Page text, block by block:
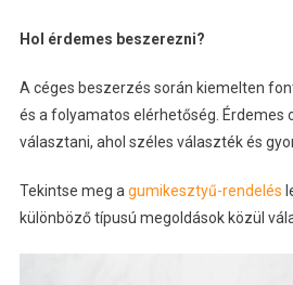
Hol érdemes beszerezni?
A céges beszerzés során kiemelten
és a folyamatos elérhetőség. Érdemes
választani, ahol széles választék és
Tekintse meg a gumikesztyű-rendelés
különböző típusú megoldások közül